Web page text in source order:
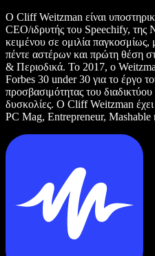
Ο Cliff Weitzman είναι
CEO/ιδρυτής του Speechify, της
κειμένου σε ομιλία
πέντε αστέρων και πρώτη θέση
& Περιοδικά. Το 2017, ο
Forbes 30 under 30 για το έργο
προσβασιμότητας του
δυσκολίες. Ο Cliff Weitzman
PC Mag, Entrepreneur, Mashable